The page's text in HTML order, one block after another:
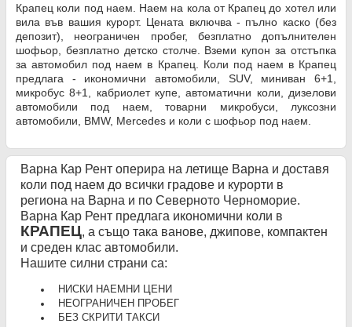
Крапец коли под наем. Наем на кола от Крапец до хотел или
вила във вашия курорт. Цената включва - пълно каско (без
депозит), неограничен пробег, безплатно допълнителен
шофьор, безплатно детско столче. Вземи купон за отстъпка
за автомобил под наем в Крапец. Коли под наем в Крапец
предлага - икономични автомобили, SUV, миниван 6+1,
микробус 8+1, кабриолет купе, автоматични коли, дизелови
автомобили под наем, товарни микробуси, луксозни
автомобили, BMW, Mercedes и коли с шофьор под наем.
Варна Кар Рент оперира на летище Варна и доставя
коли под наем до всички градове и курорти в
региона на Варна и по Северното Черноморие.
Варна Кар Рент предлага икономични коли в
КРАПЕЦ, а също така ванове, джипове, компактен
и среден клас автомобили.
Нашите силни страни са:
НИСКИ НАЕМНИ ЦЕНИ
НЕОГРАНИЧЕН ПРОБЕГ
БЕЗ СКРИТИ ТАКСИ